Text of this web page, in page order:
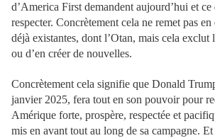
d’America First demandent aujourd’hui et
respecter. Concrètement cela ne remet pas en
déjà existantes, dont l’Otan, mais cela exclut
ou d’en créer de nouvelles.
Concrètement cela signifie que Donald
janvier 2025, fera tout en son pouvoir pour
Amérique forte, prospère, respectée et
mis en avant tout au long de sa campagne. Et